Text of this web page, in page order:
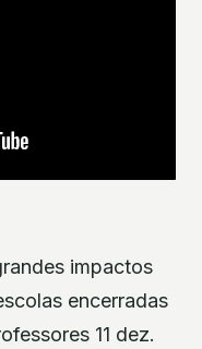
impactos
encerradas
11 dez.